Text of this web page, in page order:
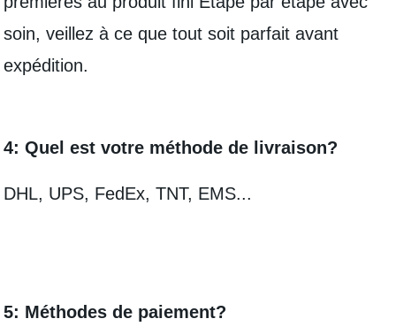
soin, veillez à ce que tout soit parfait avant
expédition.
4: Quel est votre méthode de livraison?
DHL, UPS, FedEx, TNT, EMS...
5: Méthodes de paiement?